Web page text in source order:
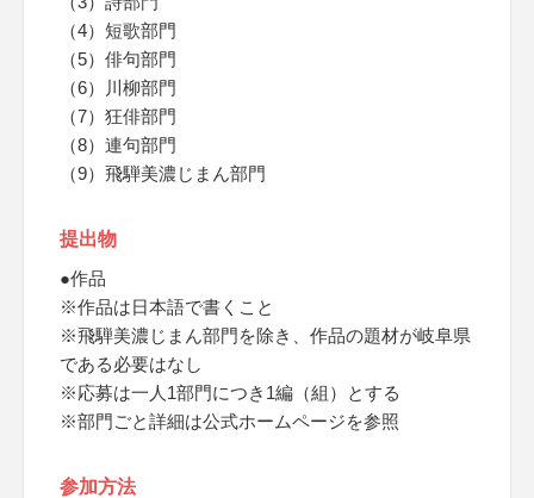
（4）短歌部門
（5）俳句部門
（6）川柳部門
（7）狂俳部門
（8）連句部門
（9）飛騨美濃じまん部門
提出物
●作品
※作品は日本語で書くこと
※飛騨美濃じまん部門を除き、作品の題材が岐阜県
である必要はなし
※応募は一人1部門につき1編（組）とする
※部門ごと詳細は公式ホームページを参照
参加方法